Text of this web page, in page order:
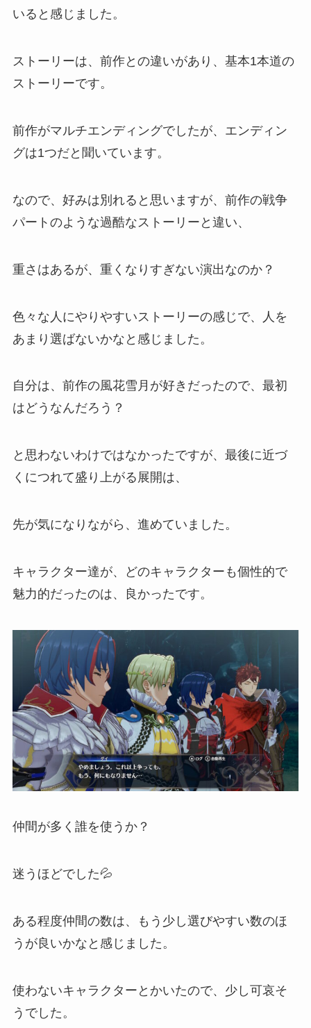
いると感じました。
ストーリーは、前作との違いがあり、基本1本道の
ストーリーです。
前作がマルチエンディングでしたが、エンディン
グは1つだと聞いています。
なので、好みは別れると思いますが、前作の戦争
パートのような過酷なストーリーと違い、
重さはあるが、重くなりすぎない演出なのか？
色々な人にやりやすいストーリーの感じで、人を
あまり選ばないかなと感じました。
自分は、前作の風花雪月が好きだったので、最初
はどうなんだろう？
と思わないわけではなかったですが、最後に近づ
くにつれて盛り上がる展開は、
先が気になりながら、進めていました。
キャラクター達が、どのキャラクターも個性的で
魅力的だったのは、良かったです。
仲間が多く誰を使うか？
迷うほどでした💦
ある程度仲間の数は、もう少し選びやすい数のほ
うが良いかなと感じました。
使わないキャラクターとかいたので、少し可哀そ
うでした。